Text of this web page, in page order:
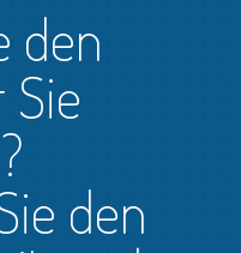
den
Sie
den